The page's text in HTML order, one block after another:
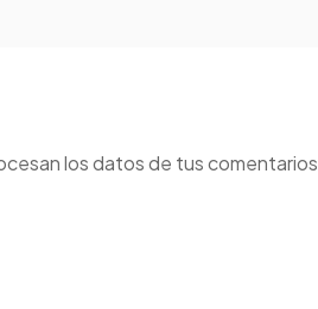
los datos de tus comentarios